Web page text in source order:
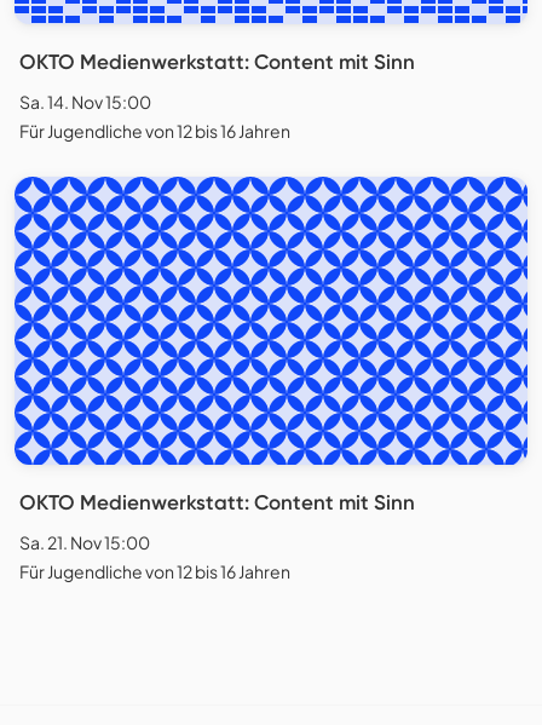
OKTO Medienwerkstatt: Content mit Sinn
Sa. 14. Nov 15:00
Für Jugendliche von 12 bis 16 Jahren
OKTO Medienwerkstatt: Content mit Sinn
Sa. 21. Nov 15:00
Für Jugendliche von 12 bis 16 Jahren